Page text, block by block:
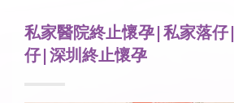
私家醫院終止懷孕|私家落
仔|深圳終止懷孕